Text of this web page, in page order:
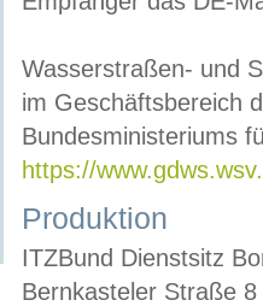
Wasserstraßen- und
im Geschäftsbereich
Bundesministeriums
https://
Produktion
ITZBund Dienstsitz
Bernkasteler Straße 8